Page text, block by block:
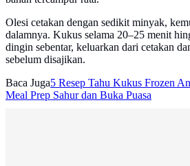
Olesi cetakan dengan sedikit minyak,
dalamnya. Kukus selama 20–25 menit
dingin sebentar, keluarkan dari cetakan
sebelum disajikan.
Baca Juga5 Resep Tahu Kukus Frozen
Meal Prep Sahur dan Buka Puasa